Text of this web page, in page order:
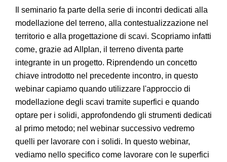
Il seminario fa parte della serie di incontri dedicati alla
modellazione del terreno, alla contestualizzazione nel
territorio e alla progettazione di scavi. Scopriamo infatti
come, grazie ad Allplan, il terreno diventa parte
integrante in un progetto. Riprendendo un concetto
chiave introdotto nel precedente incontro, in questo
webinar capiamo quando utilizzare l'approccio di
modellazione degli scavi tramite superfici e quando
optare per i solidi, approfondendo gli strumenti dedicati
al primo metodo; nel webinar successivo vedremo
quelli per lavorare con i solidi. In questo webinar,
vediamo nello specifico come lavorare con le superfici